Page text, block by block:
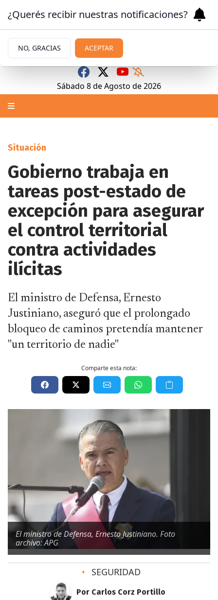
Sábado 8deAgosto de 2026
Situación
Gobierno trabaja en
tareas post-estado de
excepción para asegurar
el control territorial
contra actividades
ilícitas
El ministro de Defensa, Ernesto
Justiniano, aseguró que el prolongado
bloqueo de caminos pretendía mantener
"un territorio de nadie"
Comparte esta nota:
El ministro de Defensa, Ernesto Justiniano. Foto
archivo: APG
• SEGURIDAD
Por Carlos Corz Portillo
¿Querés recibir nuestras notificaciones?
NO, GRACIAS ACEPTAR